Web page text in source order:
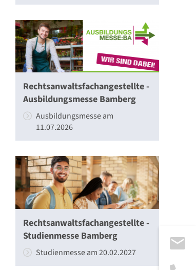
Rechtsanwaltsfachangestellte -
Ausbildungsmesse Bamberg
Ausbildungsmesse am
11.07.2026
Rechtsanwaltsfachangestellte -
Studienmesse Bamberg
Studienmesse am 20.02.2027